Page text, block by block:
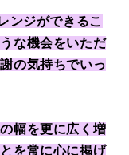
ンジができるこ
な機会をいただ
の気持ちでいっ
幅を更に広く増
を常に心に掲げ